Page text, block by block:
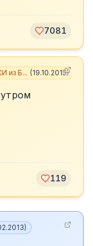
7081
из Б... (19.10.2015)
119
)